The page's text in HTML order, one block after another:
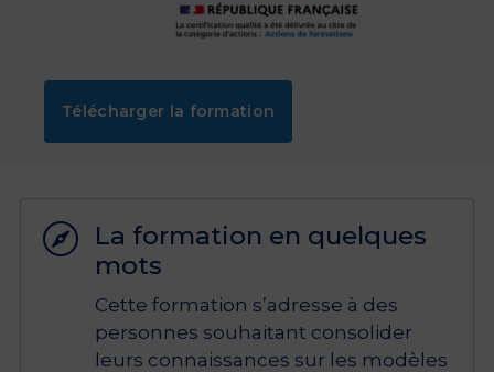
Télécharger la formation

La formation en quelques
mots
Cette formation s’adresse à des
personnes souhaitant consolider
leurs connaissances sur les modèles